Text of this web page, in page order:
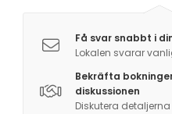
Få svar snabbt i
Lokalen svarar
Bekräfta
diskussionen
Diskutera